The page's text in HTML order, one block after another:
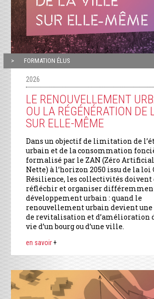
FORMATION ÉLUS
2026
LE RENOUVELLEMENT
OU LA RÉGÉNÉRATION DE
SUR ELLE-MÊME
Dans un objectif de limitation de
urbain et de la consommation
formalisé par le ZAN (Zéro
Nette) à l’horizon 2050 issu de la
Résilience, les collectivités doivent
réfléchir et organiser
développement urbain : quand le
renouvellement urbain devient
de revitalisation et d’amélioration
vie d’un bourg ou d’une ville.
en savoir+